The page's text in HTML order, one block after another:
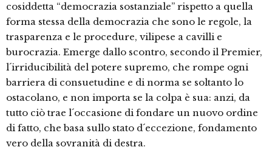
cosiddetta “democrazia sostanziale” rispetto a quella
forma stessa della democrazia che sono le regole, la
trasparenza e le procedure, vilipese a cavilli e
burocrazia. Emerge dallo scontro, secondo il Premier,
l´irriducibilità del potere supremo, che rompe ogni
barriera di consuetudine e di norma se soltanto lo
ostacolano, e non importa se la colpa è sua: anzi, da
tutto ciò trae l´occasione di fondare un nuovo ordine
di fatto, che basa sullo stato d´eccezione, fondamento
vero della sovranità di destra.